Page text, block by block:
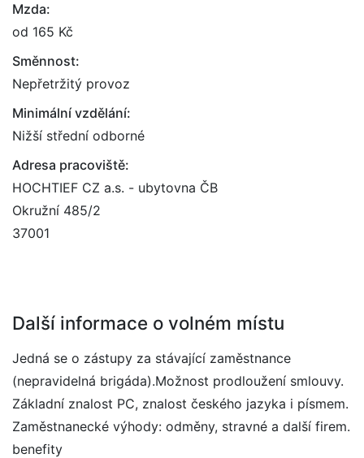
Mzda:
od 165 Kč
Směnnost:
Nepřetržitý provoz
Minimální vzdělání:
Nižší střední odborné
Adresa pracoviště:
HOCHTIEF CZ a.s. - ubytovna ČB
Okružní 485/2
37001
Další informace o volném místu
Jedná se o zástupy za stávající zaměstnance
(nepravidelná brigáda).Možnost prodloužení smlouvy.
Základní znalost PC, znalost českého jazyka i písmem.
Zaměstnanecké výhody: odměny, stravné a další firem.
benefity